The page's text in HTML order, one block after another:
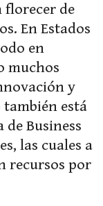
florecer de
En Estados
en
muchos
y
está
Business
las cuales a
recursos por